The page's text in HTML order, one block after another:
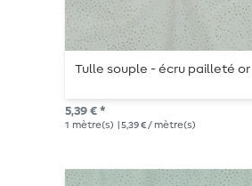
Tulle souple - écru pailleté or
5,39 € *
1 mètre(s) | 5,39 € / mètre(s)